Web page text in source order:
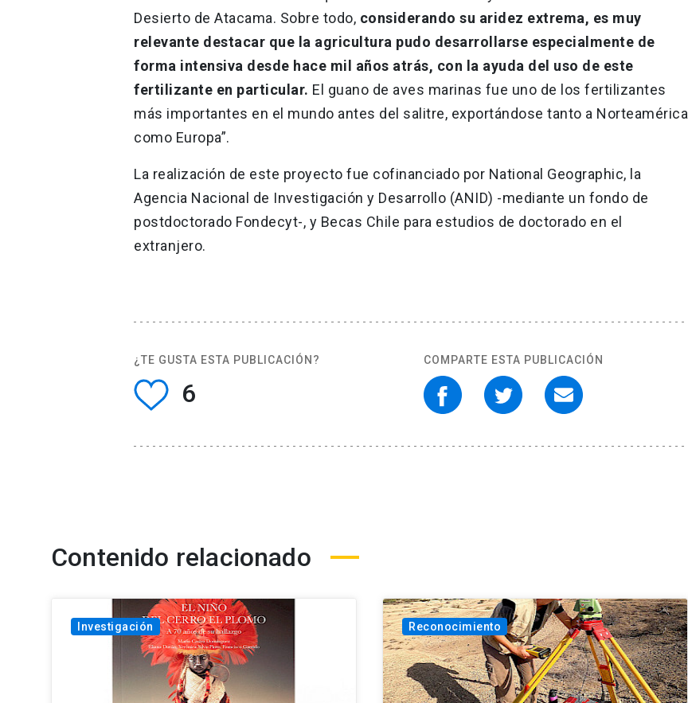
Desierto de Atacama. Sobre todo, considerando su aridez extrema, es muy
relevante destacar que la agricultura pudo desarrollarse especialmente de
forma intensiva desde hace mil años atrás, con la ayuda del uso de este
fertilizante en particular. El guano de aves marinas fue uno de los fertilizantes
más importantes en el mundo antes del salitre, exportándose tanto a Norteamérica
como Europa”.
La realización de este proyecto fue cofinanciado por National Geographic, la
Agencia Nacional de Investigación y Desarrollo (ANID) -mediante un fondo de
postdoctorado Fondecyt-, y Becas Chile para estudios de doctorado en el
extranjero.
¿TE GUSTA ESTA PUBLICACIÓN?
6
COMPARTE ESTA PUBLICACIÓN
Contenido relacionado
Investigación Reconocimiento